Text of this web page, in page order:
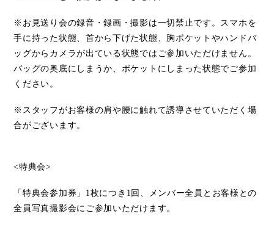
※お見送り会の録音・録画・撮影は一切禁止です。スマホを
手に持った状態、首から下げた状態、胸ポケットやハンドバ
ッグからカメラが出ている状態ではご参加いただけません。
バッグの奥底にしまうか、ポケットにしまった状態でご参加
ください。
※スタッフがお客様の肩や腰に触れて誘導させていただく場
合がございます。
<特典会>
「特典会参加券 」 1 枚につき 1 回、メンバー全員とお客様との
全員写真撮影会にご参加いただけます。